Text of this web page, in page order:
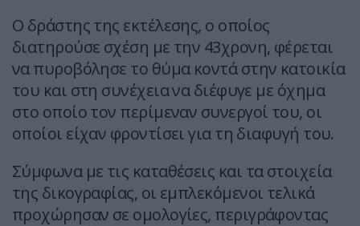
Ο δράστης της εκτέλεσης, ο οποίος
διατηρούσε σχέση με την 43χρονη, φέρεται
να πυροβόλησε το θύμα κοντά στην κατοικία
του και στη συνέχεια να διέφυγε με όχημα
στο οποίο τον περίμεναν συνεργοί του, οι
οποίοι είχαν φροντίσει για τη διαφυγή του.
Σύμφωνα με τις καταθέσεις και τα στοιχεία
της δικογραφίας, οι εμπλεκόμενοι τελικά
προχώρησαν σε ομολογίες, περιγράφοντας